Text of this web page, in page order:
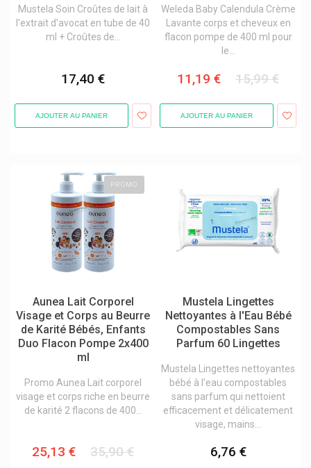
Mustela Soin Croûtes de lait à
l'extrait d'avocat en tube de 40
ml + Croûtes de...
17,40 €
AJOUTER AU PANIER
Weleda Baby Calendula Crème
Lavante corps et cheveux en
flacon pompe de 400 ml pour
le...
11,19 € 15,99 €
AJOUTER AU PANIER
PROMO
Aunea Lait Corporel
Visage et Corps au Beurre
de Karité Bébés, Enfants
Duo Flacon Pompe 2x400
ml
Promo Aunea Lait corporel
visage et corps riche en beurre
de karité 2 flacons de 400...
25,13 € 35,90 €
Mustela Lingettes
Nettoyantes à l'Eau Bébé
Compostables Sans
Parfum 60 Lingettes
Mustela Lingettes nettoyantes
bébé à l'eau compostables
sans parfum qui nettoient
efficacement et délicatement
visage, mains...
6,76 €